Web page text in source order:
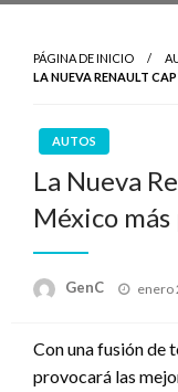
PÁGINA DE INICIO
LA NUEVA RENAULT
AUTOS
La Nueva
México
GenC enero
Con una fusión de
provocará las